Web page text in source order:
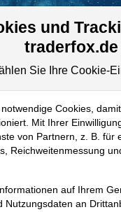
TBBK–
2,90
und
traderfox.de
Sie Ihre Cookie-
Cookies,
Mit Ihrer
von Partnern, z. B. für
Reichweitenmessung
auf Ihrem
Nutzungsdaten an